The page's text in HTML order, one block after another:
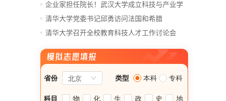
企业家担任院长！武汉大学成立科技与产业学
院
清华大学党委书记邱勇访问法国和希腊
清华大学召开全校教育科技人才工作讨论会